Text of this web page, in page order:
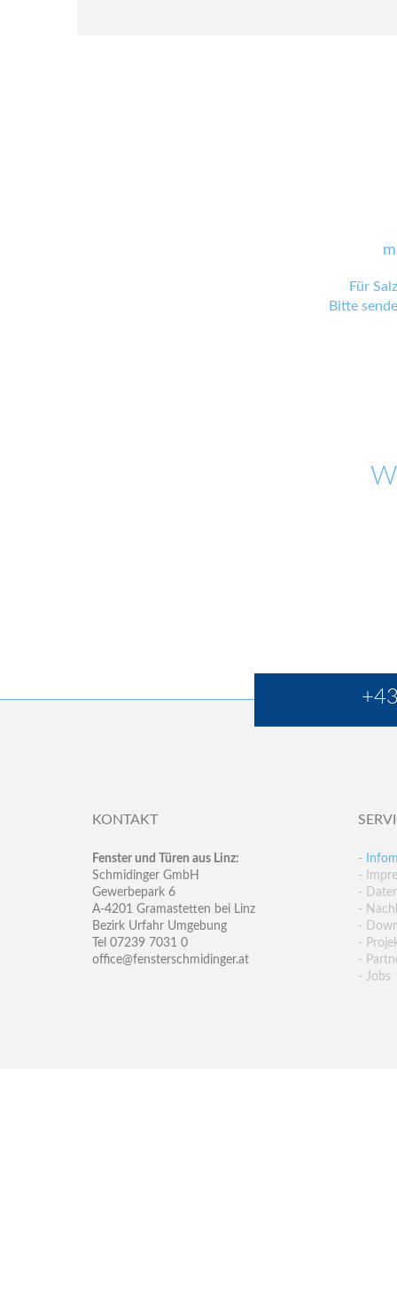
Für
Bitte
KONTAKT
Fenster und Türen aus Linz:
Schmidinger GmbH
Gewerbepark 6
A-4201 Gramastetten bei Linz
Bezirk Urfahr Umgebung
Tel 07239 7031 0
office@fensterschmidinger.at
-
-
-
-
-
-
-
- Jobs